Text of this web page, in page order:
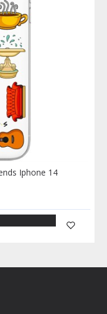
Iphone 14